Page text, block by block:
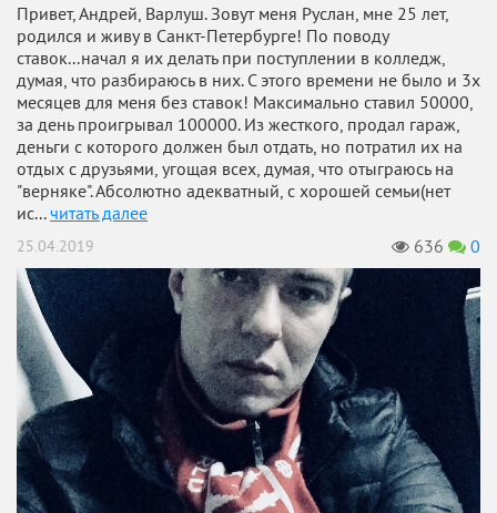
Привет, Андрей, Варлуш. Зовут меня Руслан, мне 25 лет,
родился и живу в Санкт-Петербурге! По поводу
ставок...начал я их делать при поступлении в колледж,
думая, что разбираюсь в них. С этого времени не было и 3х
месяцев для меня без ставок! Максимально ставил 50000,
за день проигрывал 100000. Из жесткого, продал гараж,
деньги с которого должен был отдать, но потратил их на
отдых с друзьями, угощая всех, думая, что отыграюсь на
"верняке". Абсолютно адекватный, с хорошей семьи(нет
ис...читать далее
25.04.2019 636 0